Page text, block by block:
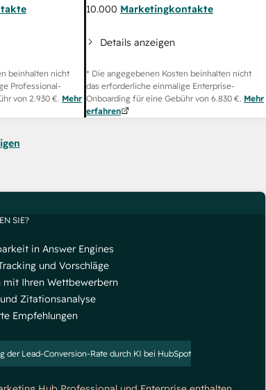
beinhalten nicht
Professional-
von 2.930 €. Mehr
10.000 Marketingkontakte
Details anzeigen
* Die angegebenen Kosten beinhalten nicht
das erforderliche einmalige Enterprise-
Onboarding für eine Gebühr von 6.830 €. Mehr
erfahren
SIE?
in Answer Engines
und Vorschläge
mit Ihren Wettbewerbern
Zitationsanalyse
Empfehlungen
der Lead-Conversion-Rate durch KI bei HubSpot